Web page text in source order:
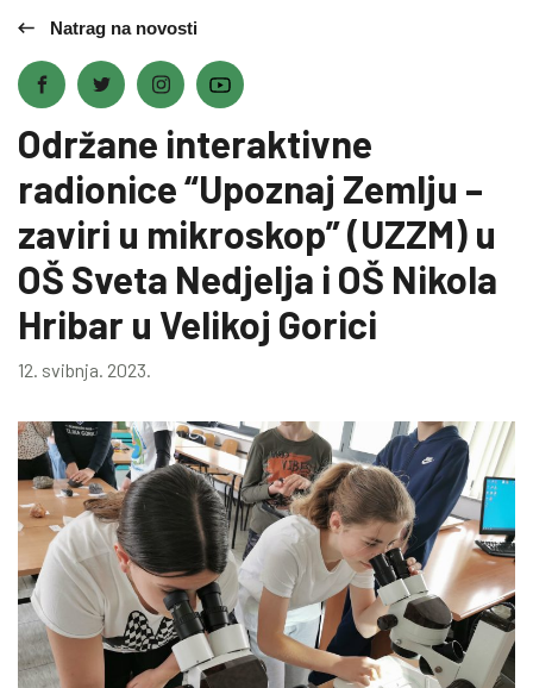
Natrag na novosti
Održane interaktivne
radionice “Upoznaj Zemlju –
zaviri u mikroskop” (UZZM) u
OŠ Sveta Nedjelja i OŠ Nikola
Hribar u Velikoj Gorici
12. svibnja. 2023.